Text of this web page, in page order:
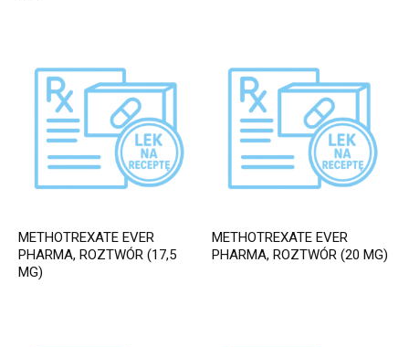
METHOTREXATE EVER
PHARMA, ROZTWÓR (17,5
MG)
METHOTREXATE EVER
PHARMA, ROZTWÓR (20 MG)